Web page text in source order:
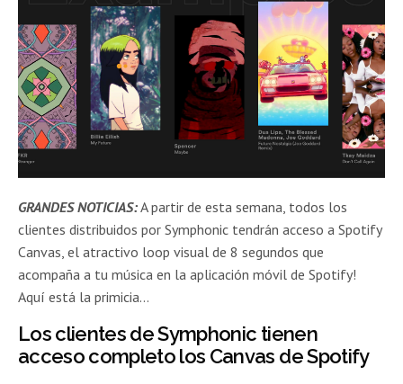
GRANDES NOTICIAS:A partir de esta semana, todos los
clientes distribuidos por Symphonic tendrán acceso a Spotify
Canvas, el atractivo loop visual de 8 segundos que
acompaña a tu música en la aplicación móvil de Spotify!
Aquí está la primicia…
Los clientes de Symphonic tienen
acceso completo los Canvas de Spotify